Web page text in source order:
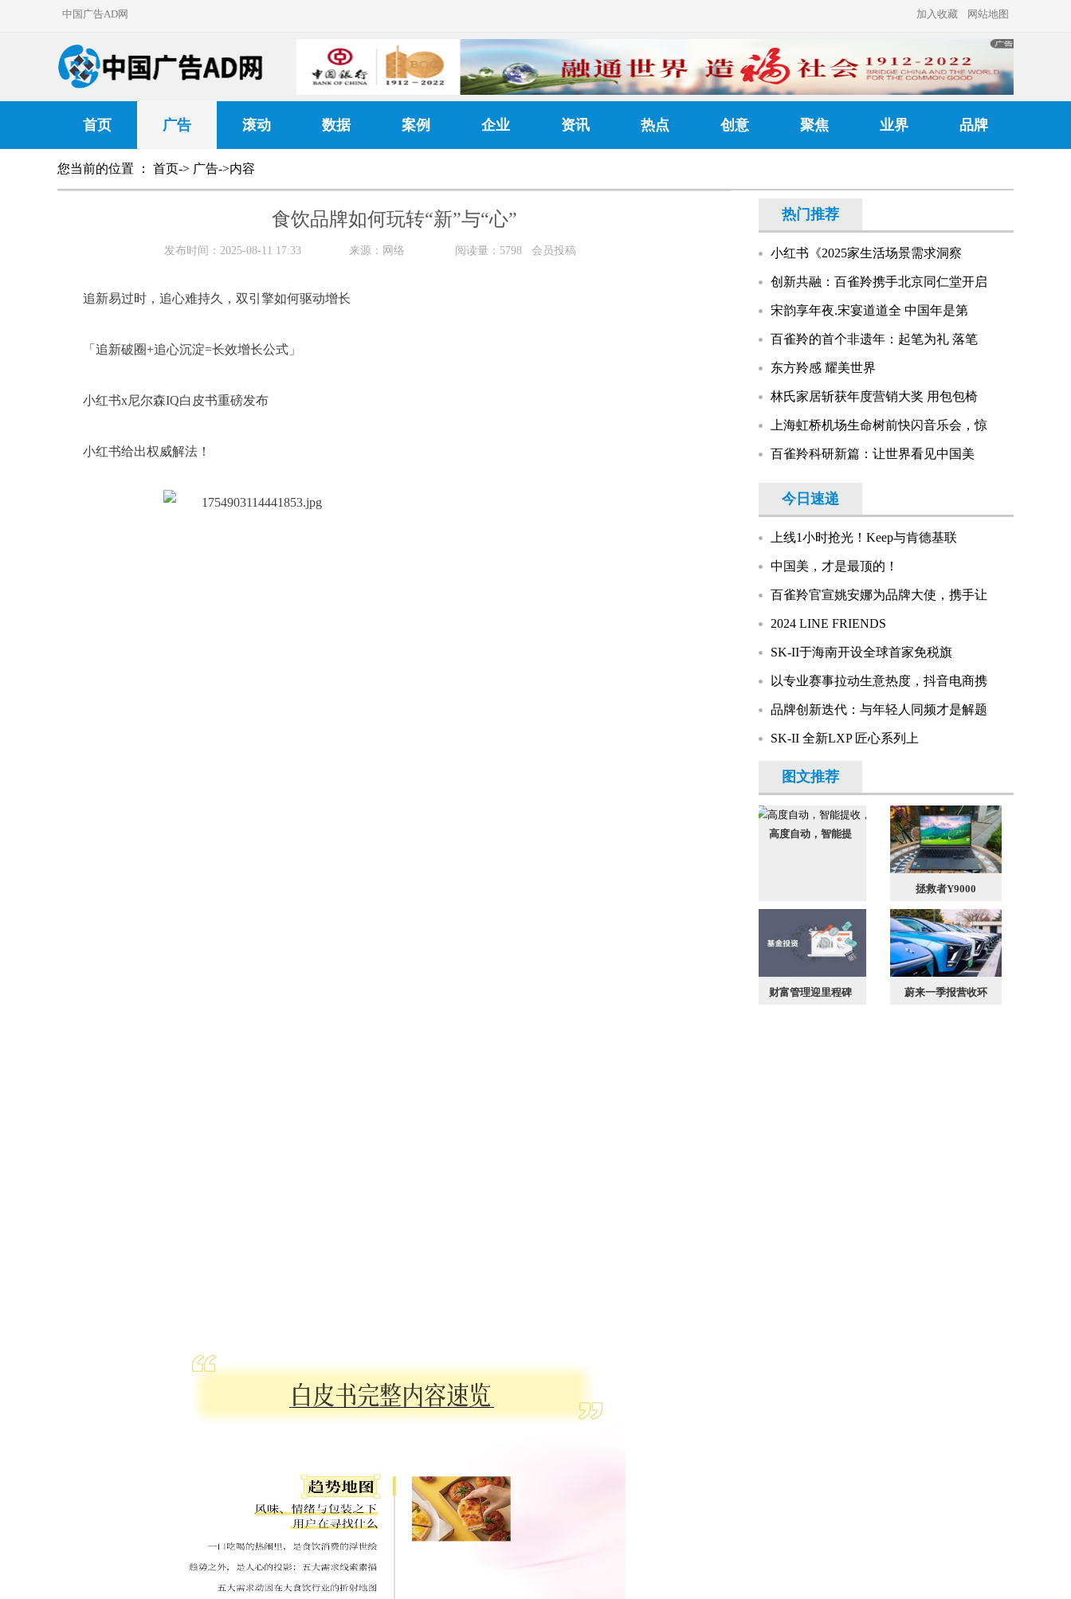
中国广告AD网 加入收藏 网站地图
首页 广告 滚动 数据 案例 企业 资讯 热点 创意 聚焦 业界 品牌
您当前的位置 ： 首页-> 广告->内容
食饮品牌如何玩转“新”与“心”
发布时间：2025-08-11 17:33 来源：网络 阅读量：5798 会员投稿
追新易过时，追心难持久，双引擎如何驱动增长
「追新破圈+追心沉淀=长效增长公式」
小红书x尼尔森IQ白皮书重磅发布
小红书给出权威解法！
热门推荐
小红书《2025家生活场景需求洞察
创新共融：百雀羚携手北京同仁堂开启
宋韵享年夜.宋宴道道全 中国年是第
百雀羚的首个非遗年：起笔为礼 落笔
东方羚感 耀美世界
林氏家居斩获年度营销大奖 用包包椅
上海虹桥机场生命树前快闪音乐会，惊
百雀羚科研新篇：让世界看见中国美
今日速递
上线1小时抢光！Keep与肯德基联
中国美，才是最顶的！
百雀羚官宣姚安娜为品牌大使，携手让
2024 LINE FRIENDS
SK-II于海南开设全球首家免税旗
以专业赛事拉动生意热度，抖音电商携
品牌创新迭代：与年轻人同频才是解题
SK-II 全新LXP 匠心系列上
图文推荐
高度自动，智能提
拯救者Y9000
财富管理迎里程碑 蔚来一季报营收环